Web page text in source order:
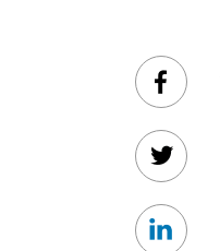
Twitter